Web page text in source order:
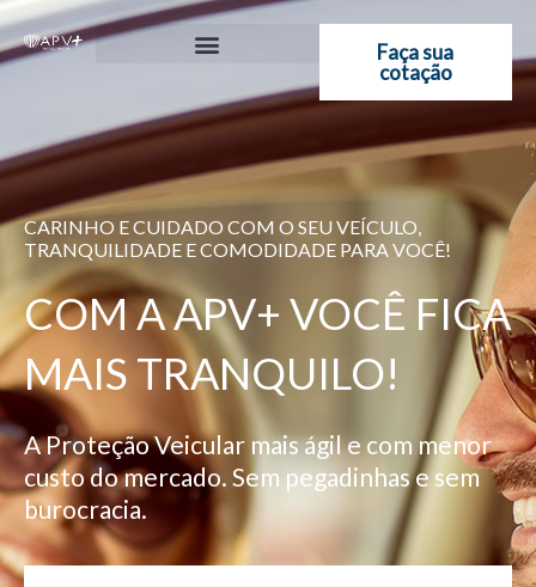
Ir
para
Faça sua
cotação
CARINHO E CUIDADO COM O SEU VEÍCULO,
TRANQUILIDADE E COMODIDADE PARA VOCÊ!
COM A APV+ VOCÊ FICA
MAIS TRANQUILO!
A Proteção Veicular mais ágil e com menor
custo do mercado. Sem pegadinhas e sem
burocracia.